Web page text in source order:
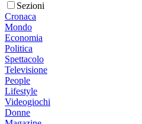
Sezioni
Cronaca
Mondo
Economia
Politica
Spettacolo
Televisione
People
Lifestyle
Videogiochi
Donne